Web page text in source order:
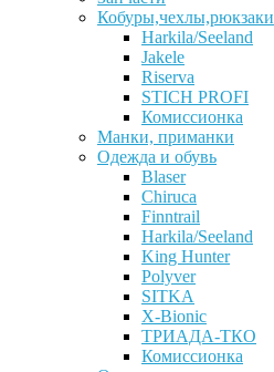
Кобуры,чехлы,рюкзаки
Harkila/Seeland
Jakele
Riserva
STICH PROFI
Комиссионка
Манки, приманки
Одежда и обувь
Blaser
Chiruca
Finntrail
Harkila/Seeland
King Hunter
Polyver
SITKA
X-Bionic
ТРИАДА-ТКО
Комиссионка